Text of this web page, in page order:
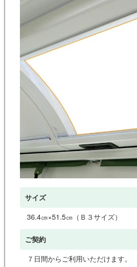
サイズ
36.4㎝×51.5㎝（Ｂ３サイズ）
ご契約
７日間からご利用いただけます。